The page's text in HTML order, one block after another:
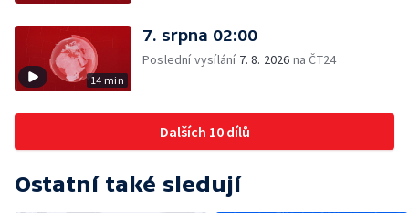
14 min
7. srpna 02:00
Poslední vysílání 7. 8. 2026 na ČT24
Dalších 10 dílů
Ostatní také sledují